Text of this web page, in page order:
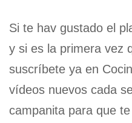
Si te hav gustado el
y si es la primera vez
suscríbete ya en
vídeos nuevos cada
campanita para que